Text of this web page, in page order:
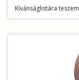
Kívánságlistára teszem